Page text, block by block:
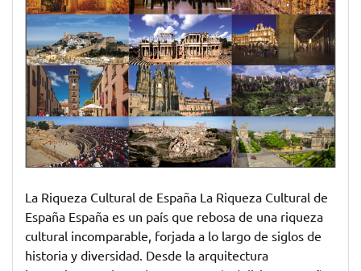
España
La Riqueza Cultural de España La Riqueza Cultural de
España España es un país que rebosa de una riqueza
cultural incomparable, forjada a lo largo de siglos de
historia y diversidad. Desde la arquitectura